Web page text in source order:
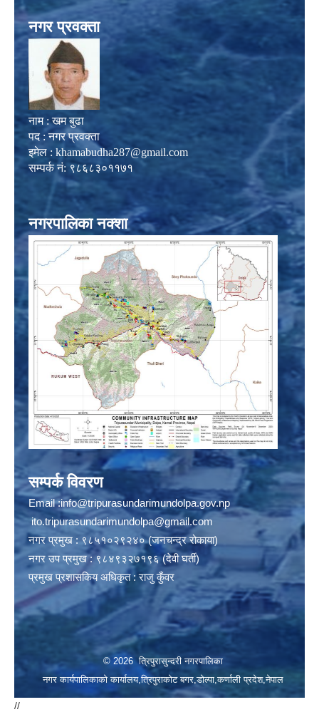
नगर प्रवक्ता
नाम : खम बुढा
पद : नगर प्रवक्ता
इमेल : khamabudha287@gmail.com
सम्पर्क नं: ९८६८३०११७१
नगरपालिका नक्शा
सम्पर्क विवरण
Email :info@tripurasundarimundolpa.gov.np
ito.tripurasundarimundolpa@gmail.com
नगर प्रमुख : ९८५१०२९२४० (जनचन्द्र रोकाया)
नगर उप प्रमुख : ९८४९३२७१९६ (देवी घर्ती)
प्रमुख प्रशासकिय अधिकृत : राजु कुँवर
© 2026 त्रिपुरासुन्दरी नगरपालिका
नगर कार्यपालिकाको कार्यालय,त्रिपुराकोट बगर,डोल्पा,कर्णाली प्रदेश,नेपाल
//